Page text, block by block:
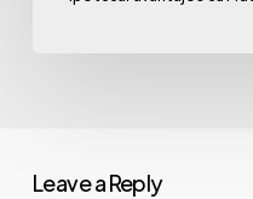
Leave a Reply